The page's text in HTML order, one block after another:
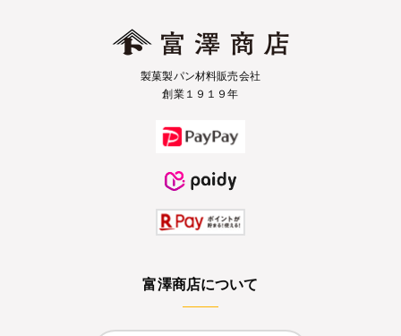
製菓製パン材料販売会社
創業１９１９年
富澤商店について